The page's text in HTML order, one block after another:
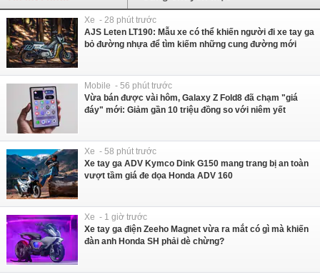
Xe - 28 phút trước
AJS Leten LT190: Mẫu xe có thể khiến người đi xe tay ga
bỏ đường nhựa để tìm kiếm những cung đường mới
Mobile - 56 phút trước
Vừa bán được vài hôm, Galaxy Z Fold8 đã chạm "giá
đáy" mới: Giảm gần 10 triệu đồng so với niêm yết
Xe - 58 phút trước
Xe tay ga ADV Kymco Dink G150 mang trang bị an toàn
vượt tầm giá đe dọa Honda ADV 160
Xe - 1 giờ trước
Xe tay ga điện Zeeho Magnet vừa ra mắt có gì mà khiến
đàn anh Honda SH phải dè chừng?